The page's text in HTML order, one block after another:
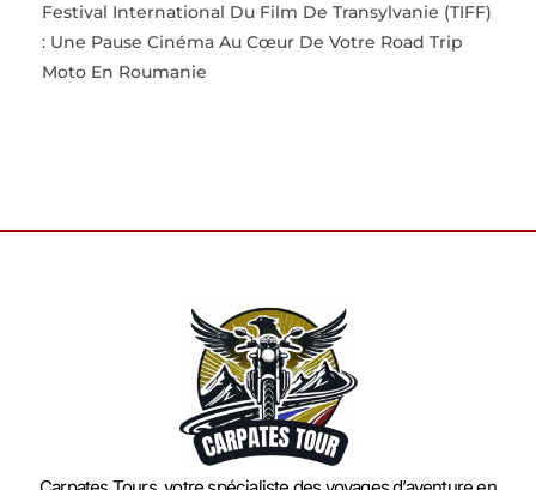
Festival International Du Film De Transylvanie (TIFF)
: Une Pause Cinéma Au Cœur De Votre Road Trip
Moto En Roumanie